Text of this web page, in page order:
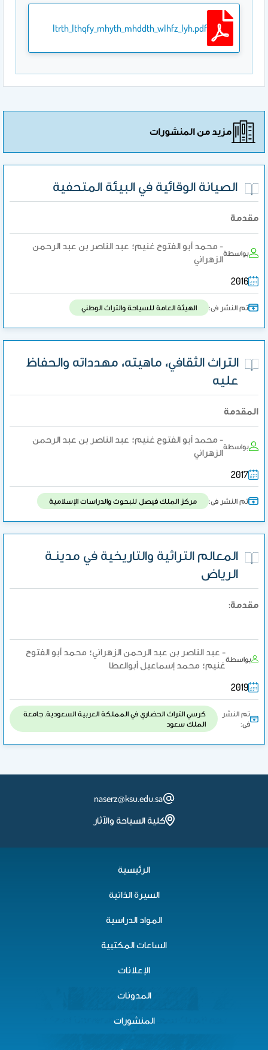
ltrth_lthqfy_mhyth_mhddth_wlhfz_lyh.pdf
مزيد من المنشورات
الصيانة الوقائية في البيئة المتحفية
مقدمة
بواسطة
- محمد أبو الفتوح غنيم؛ عبد الناصر بن عبد الرحمن
الزهراني
2016
تم النشر فى: الهيئة العامة للسياحة والتراث الوطني
التراث الثقافي، ماهيته، مهدداته والحفاظ
عليه
المقدمة
بواسطة
- محمد أبو الفتوح غنيم؛ عبد الناصر بن عبد الرحمن
الزهراني
2017
تم النشر فى: مركز الملك فيصل للبحوث والدراسات الإسلامية
المعالم التراثية والتاريخية في مدينـة
الرياض
مقدمة:
بواسطة
- عبد الناصر بن عبد الرحمن الزهراني؛ محمد أبو الفتوح
غنيم؛ محمد إسماعيل أبوالعطا
2019
تم النشر
فى:
كرسي التراث الحضاري في المملكة العربية السعودية. جامعة
الملك سعود
naserz@ksu.edu.sa
كلية السياحة والآثار
الرئيسية
السيرة الذاتية
المواد الدراسية
الساعات المكتبية
الإعلانات
المدونات
المنشورات